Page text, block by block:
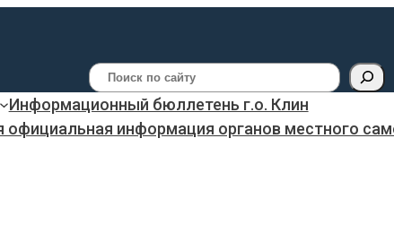
Поиск
Информационный бюллетень г.о. Клин
информация органов местного